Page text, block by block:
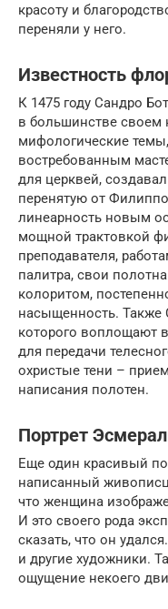
красоту и
переняли у него.
Известность
К 1475 году Сандро
в большинстве своем
мифологические
востребованным
для церквей,
перенятую от
линеарность новым
мощной трактовкой
преподавателя,
палитра, свои
колоритом,
насыщенность. Также
которого воплощают
для передачи
охристые тени –
написания полотен.
Портрет
Еще один красивый
написанный
что женщина
И это своего рода
сказать, что он
и другие художники.
ощущение некоего